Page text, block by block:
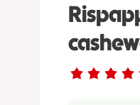
Betyg 4.4 av 5.
54 personer